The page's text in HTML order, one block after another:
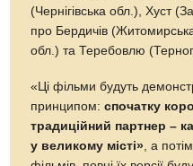
(Чернігівська обл.), Хуст
про Бердичів
обл.) та Теребовлю
«Ці фільми будуть
принципом:спочатку
традиційний партнер –
у великому місті», а